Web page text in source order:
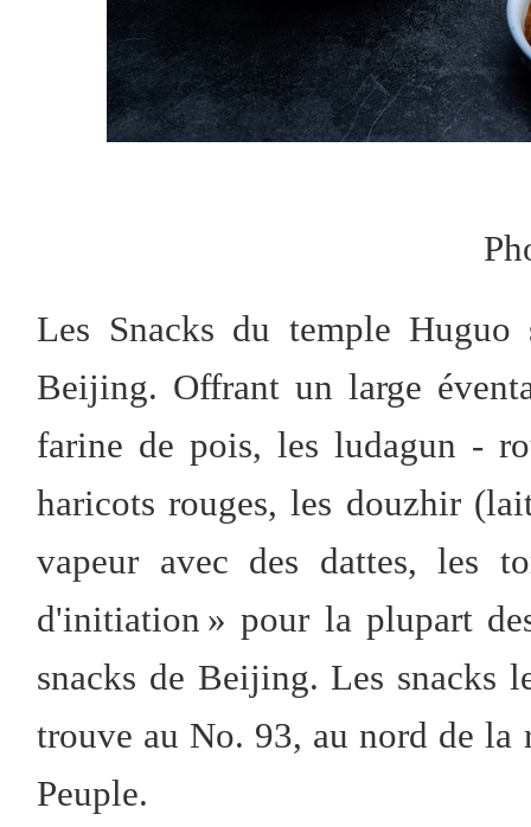
Les Snacks du temple Huguo
Beijing. Offrant un large
farine de pois, les ludagun -
haricots rouges, les douzhir
vapeur avec des dattes, les
d'initiation » pour la plupart
snacks de Beijing. Les snacks
trouve au No. 93, au nord de la
Peuple.